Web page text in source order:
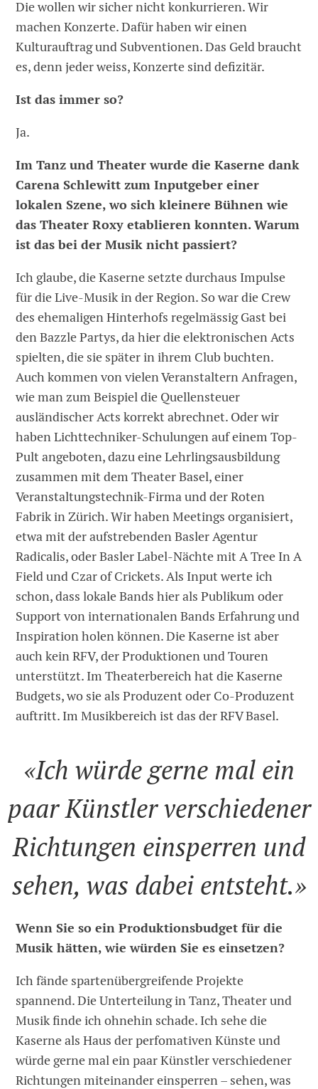
Die wollen wir sicher nicht konkurrieren. Wir
machen Konzerte. Dafür haben wir einen
Kulturauftrag und Subventionen. Das Geld braucht
es, denn jeder weiss, Konzerte sind defizitär.
Ist das immer so?
Ja.
Im Tanz und Theater wurde die Kaserne dank
Carena Schlewitt zum Inputgeber einer
lokalen Szene, wo sich kleinere Bühnen wie
das Theater Roxy etablieren konnten. Warum
ist das bei der Musik nicht passiert?
Ich glaube, die Kaserne setzte durchaus Impulse
für die Live-Musik in der Region. So war die Crew
des ehemaligen Hinterhofs regelmässig Gast bei
den Bazzle Partys, da hier die elektronischen Acts
spielten, die sie später in ihrem Club buchten.
Auch kommen von vielen Veranstaltern Anfragen,
wie man zum Beispiel die Quellensteuer
ausländischer Acts korrekt abrechnet. Oder wir
haben Lichttechniker-Schulungen auf einem Top-
Pult angeboten, dazu eine Lehrlingsausbildung
zusammen mit dem Theater Basel, einer
Veranstaltungstechnik-Firma und der Roten
Fabrik in Zürich. Wir haben Meetings organisiert,
etwa mit der aufstrebenden Basler Agentur
Radicalis, oder Basler Label-Nächte mit A Tree In A
Field und Czar of Crickets. Als Input werte ich
schon, dass lokale Bands hier als Publikum oder
Support von internationalen Bands Erfahrung und
Inspiration holen können. Die Kaserne ist aber
auch kein RFV, der Produktionen und Touren
unterstützt. Im Theaterbereich hat die Kaserne
Budgets, wo sie als Produzent oder Co-Produzent
auftritt. Im Musikbereich ist das der RFV Basel.
«Ich würde gerne mal ein
paar Künstler verschiedener
Richtungen einsperren und
sehen, was dabei entsteht.»
Wenn Sie so ein Produktionsbudget für die
Musik hätten, wie würden Sie es einsetzen?
Ich fände spartenübergreifende Projekte
spannend. Die Unterteilung in Tanz, Theater und
Musik finde ich ohnehin schade. Ich sehe die
Kaserne als Haus der perfomativen Künste und
würde gerne mal ein paar Künstler verschiedener
Richtungen miteinander einsperren – sehen, was